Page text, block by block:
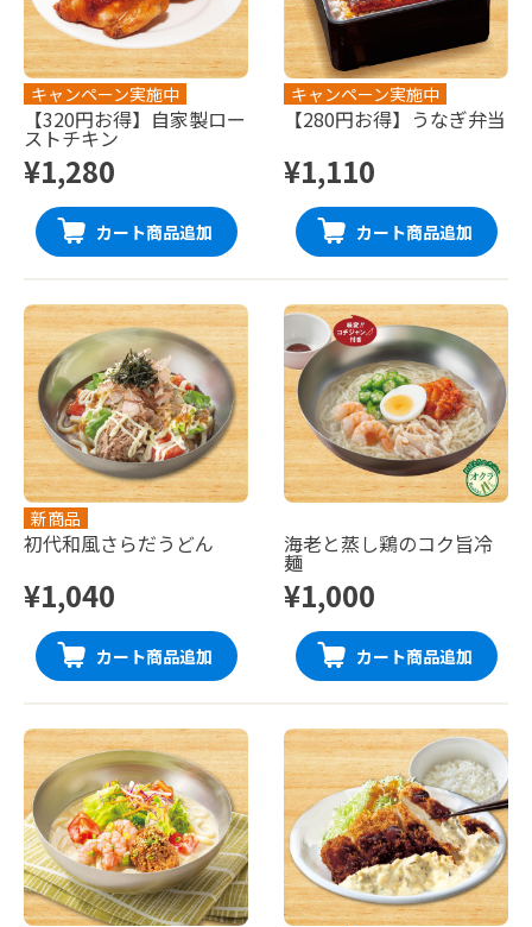
キャンペーン実施中
【320円お得】自家製ロー
ストチキン
¥1,280
カート商品追加
キャンペーン実施中
【280円お得】うなぎ弁当
¥1,110
カート商品追加
新商品
初代和風さらだうどん
¥1,040
カート商品追加
海老と蒸し鶏のコク旨冷
麺
¥1,000
カート商品追加